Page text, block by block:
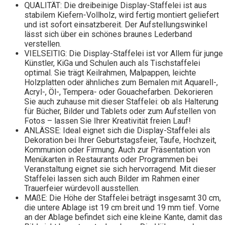
QUALITÄT: Die dreibeinige Display-Staffelei ist aus
stabilem Kiefern-Vollholz, wird fertig montiert geliefert
und ist sofort einsatzbereit. Der Aufstellungswinkel
lässt sich über ein schönes braunes Lederband
verstellen.
VIELSEITIG: Die Display-Staffelei ist vor Allem für junge
Künstler, KiGa und Schulen auch als Tischstaffelei
optimal. Sie trägt Keilrahmen, Malpappen, leichte
Holzplatten oder ähnliches zum Bemalen mit Aquarell-,
Acryl-, Öl-, Tempera- oder Gouachefarben. Dekorieren
Sie auch zuhause mit dieser Staffelei: ob als Halterung
für Bücher, Bilder und Tablets oder zum Aufstellen von
Fotos – lassen Sie Ihrer Kreativität freien Lauf!
ANLÄSSE: Ideal eignet sich die Display-Staffelei als
Dekoration bei Ihrer Geburtstagsfeier, Taufe, Hochzeit,
Kommunion oder Firmung. Auch zur Präsentation von
Menükarten in Restaurants oder Programmen bei
Veranstaltung eignet sie sich hervorragend. Mit dieser
Staffelei lassen sich auch Bilder im Rahmen einer
Trauerfeier würdevoll ausstellen.
MAßE: Die Höhe der Staffelei beträgt insgesamt 30 cm,
die untere Ablage ist 19 cm breit und 19 mm tief. Vorne
an der Ablage befindet sich eine kleine Kante, damit das